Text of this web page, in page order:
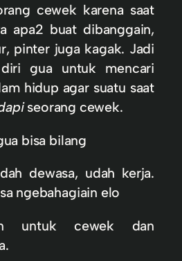
cewek karena saat
apa2 buat dibanggain,
pinter juga kagak. Jadi
gua untuk mencari
hidup agar suatu saat
seorang cewek.
bisa bilang
dewasa, udah kerja.
ngebahagiain elo
untuk cewek dan